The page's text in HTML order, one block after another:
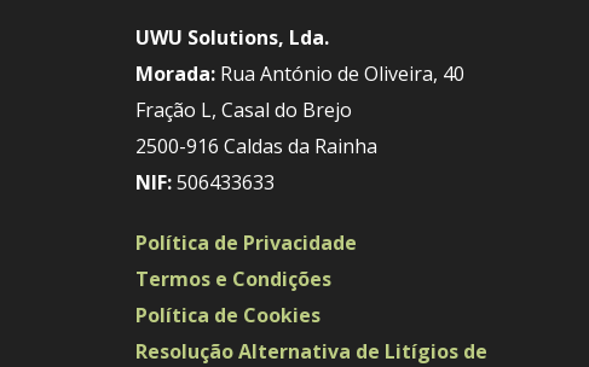
UWU Solutions, Lda.
Morada: Rua António de Oliveira, 40
Fração L, Casal do Brejo
2500-916 Caldas da Rainha
NIF:506433633
Política de Privacidade
Termos e Condições
Política de Cookies
Resolução Alternativa de Litígios de